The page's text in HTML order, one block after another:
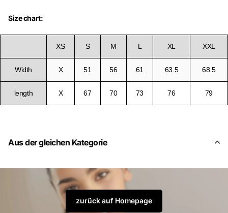
Size chart:
XS S M L XL XXL
Width X 51 56 61 63.5 68.5
length X 67 70 73 76 79
Aus der gleichen Kategorie
zurück auf Homepage